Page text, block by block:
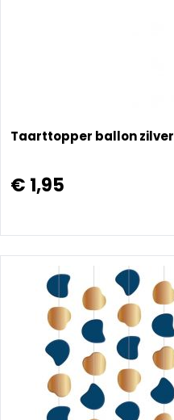
Taarttopper ballon zilver
€ 1,95